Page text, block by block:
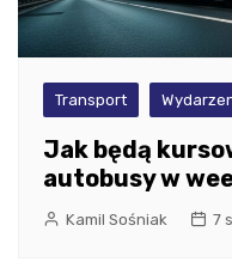
Transport
Jak będą
autobusy w
Kamil Sośniak 7